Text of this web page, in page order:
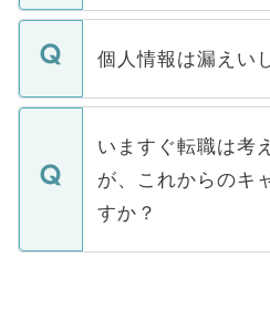
ません。
■応募殺到を避ける
関を公にしてしまう
に、医療機関が求め
みを人材紹介会社に
ています。
転職・入職を強要す
ん。また、仮に応募
定を承諾する必要は
の辞退の連絡はキャ
ますので、ご安心く
個人情報は漏えい
個人情報が漏えいす
で、ご安心ください
などで収集したご登
ご本人のキャリアア
支援を目的に使用い
ているすべての個人
いますぐ転職は考
が、これからのキ
すか？